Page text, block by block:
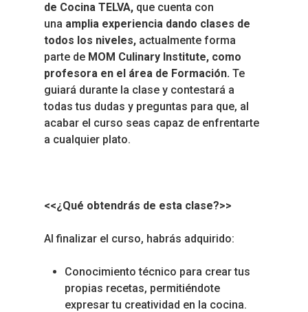
de Cocina TELVA, que cuenta con
una amplia experiencia dando clases de
todos los niveles, actualmente forma
parte de MOM Culinary Institute, como
profesora en el área de Formación. Te
guiará durante la clase y contestará a
todas tus dudas y preguntas para que, al
acabar el curso seas capaz de enfrentarte
a cualquier plato.
<<¿Qué obtendrás de esta clase?>>
Al finalizar el curso, habrás adquirido:
Conocimiento técnico para crear tus
propias recetas, permitiéndote
expresar tu creatividad en la cocina.